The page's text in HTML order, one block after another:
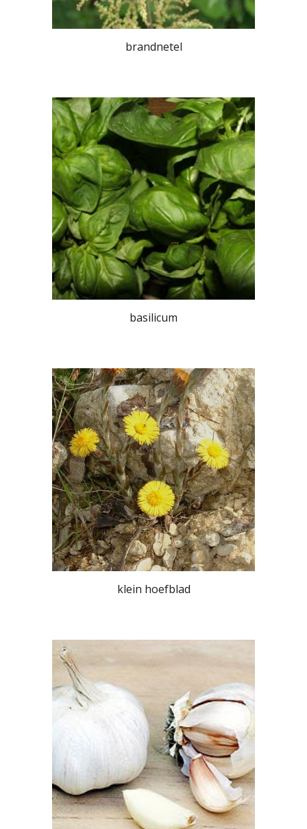
brandnetel
basilicum
klein hoefblad